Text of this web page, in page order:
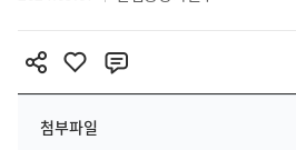
첨부파일